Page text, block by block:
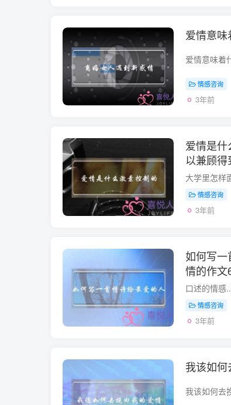
爱情意味
情感咨询
3年前
爱情是
以兼顾得
情感咨询
3年前
如何写一
情的作文
情感咨询
3年前
我该如